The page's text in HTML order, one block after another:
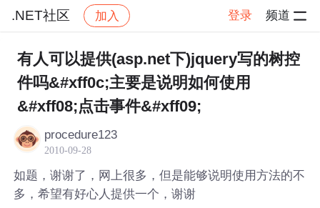
.NET社区 加入 登录 频道
社区 .NET社区 帖子详情
有人可以提供(asp.net下)jquery写的树控
件吗&#xff0c;主要是说明如何使用
&#xff08;点击事件&#xff09;
procedure123
2010-09-28
如题，谢谢了，网上很多，但是能够说明使用方法的不
多，希望有好心人提供一个，谢谢